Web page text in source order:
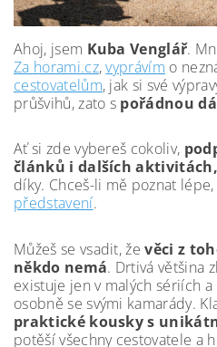
Ahoj, jsem Kuba Venglář.
Za horami.cz,vyprávím o
cestovatelům, jak si své
průšvihů, zato s pořádnou
Ať si zde vybereš cokoliv,
článků i dalších
díky. Chceš-li mě poznat lépe,
představení.
Můžeš se vsadit, ževěci z
někdo nemá. Drtivá většina
existuje jen v malých sériích
osobně se svými kamarády.
praktické kousky s
potěší všechny cestovatele a